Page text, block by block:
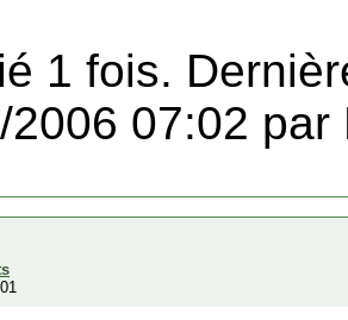
1 fois.
2006 07:02 par